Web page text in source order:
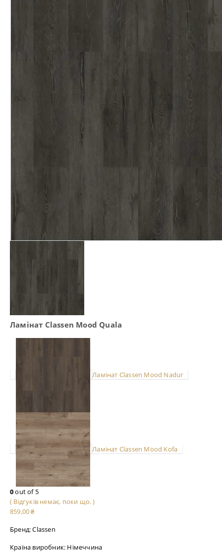
Ламінат Classen Mood Quala
Ламінат Classen Mood Nadur
Ламінат Classen Mood Kofa
0out of 5
( Відгуків немає, поки що. )
859,00₴
Бренд: Classen
Країна виробник: Німеччина